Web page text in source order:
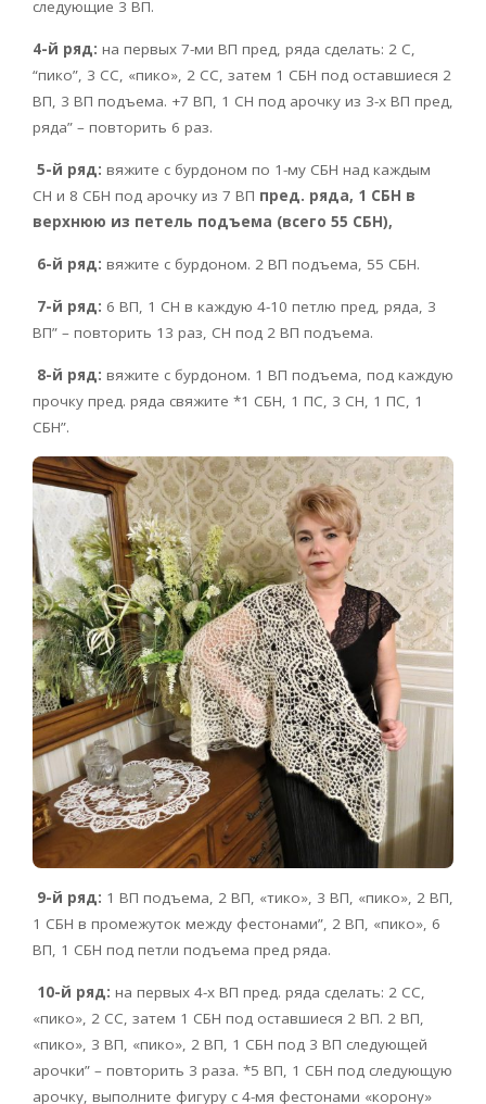
следующие 3 ВП.
4-й ряд: на первых 7-ми ВП пред, ряда сделать: 2 С,
“пико”, 3 СС, «пико», 2 СС, затем 1 СБН под оставшиеся 2
ВП, 3 ВП подъема. +7 ВП, 1 СН под арочку из 3-х ВП пред,
ряда” – повторить 6 раз.
5-й ряд: вяжите с бурдоном по 1-му СБН над каждым
СН и 8 СБН под арочку из 7 ВП пред. ряда, 1 СБН в
верхнюю из петель подъема (всего 55 СБН),
6-й ряд: вяжите с бурдоном. 2 ВП подъема, 55 СБН.
7-й ряд: 6 ВП, 1 СН в каждую 4-10 петлю пред, ряда, 3
ВП” – повторить 13 раз, СН под 2 ВП подъема.
8-й ряд: вяжите с бурдоном. 1 ВП подъема, под каждую
прочку пред. ряда свяжите *1 СБН, 1 ПС, 3 СН, 1 ПС, 1
СБН”.
9-й ряд: 1 ВП подъема, 2 ВП, «тико», 3 ВП, «пико», 2 ВП,
1 СБН в промежуток между фестонами”, 2 ВП, «пико», 6
ВП, 1 СБН под петли подъема пред ряда.
10-й ряд: на первых 4-х ВП пред. ряда сделать: 2 СС,
«пико», 2 СС, затем 1 СБН под оставшиеся 2 ВП. 2 ВП,
«пико», 3 ВП, «пико», 2 ВП, 1 СБН под 3 ВП следующей
арочки” – повторить 3 раза. *5 ВП, 1 СБН под следующую
арочку, выполните фигуру с 4-мя фестонами «корону»